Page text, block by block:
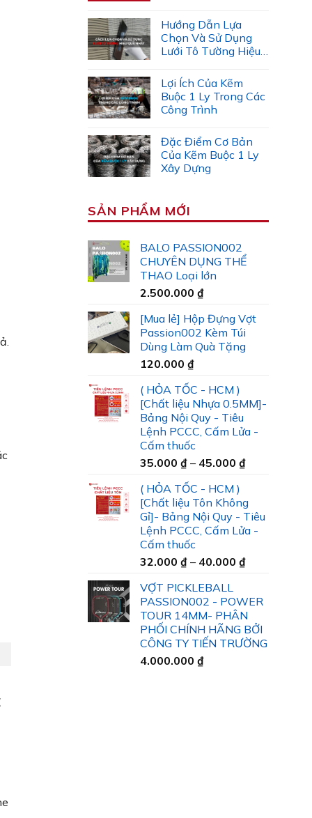
Hướng Dẫn Lựa
Chọn Và Sử Dụng
Lưới Tô Tường Hiệu
Lợi Ích Của Kẽm
Buộc 1 Ly Trong Các
Công Trình
Đặc Điểm Cơ Bản
Của Kẽm Buộc 1 Ly
Xây Dựng
SẢN PHẨM MỚI
BALO PASSION002
CHUYÊN DỤNG THỂ
THAO Loại lớn
2.500.000 ₫
[Mua lẻ] Hộp Đựng Vợt
Passion002 Kèm Túi
Dùng Làm Quà Tặng
120.000 ₫
( HỎA TỐC - HCM )
[Chất liệu Nhựa 0.5MM]-
Bảng Nội Quy - Tiêu
Lệnh PCCC, Cấm Lửa -
Cấm thuốc
35.000 ₫ – 45.000 ₫Khoảng
35.000 ₫
đến
45.000 ₫
( HỎA TỐC - HCM )
[Chất liệu Tôn Không
Gỉ]- Bảng Nội Quy - Tiêu
Lệnh PCCC, Cấm Lửa -
Cấm thuốc
32.000 ₫ – 40.000 ₫Khoảng
32.000 ₫
đến
40.000 ₫
VỢT PICKLEBALL
PASSION002 - POWER
TOUR 14MM- PHÂN
PHỐI CHÍNH HÃNG BỞI
CÔNG TY TIẾN TRƯỜNG
4.000.000 ₫